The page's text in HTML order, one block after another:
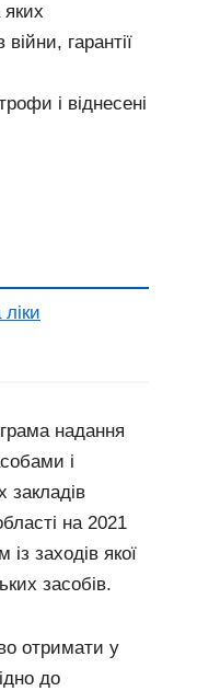
яких
гарантії
і віднесені
надання
і
закладів
на 2021
заходів якої
засобів.
отримати у
до